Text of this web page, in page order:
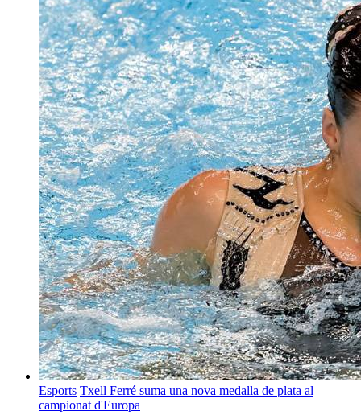
Esports Txell Ferré suma una nova medalla de plata al
campionat d'Europa